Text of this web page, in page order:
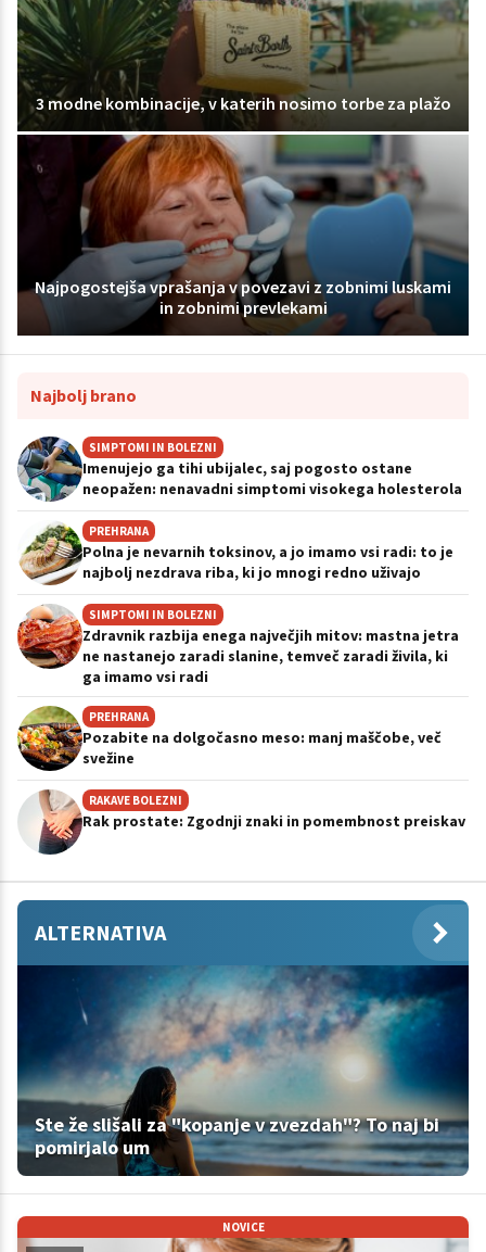
3 modne kombinacije, v katerih nosimo torbe za plažo
Najpogostejša vprašanja v povezavi z zobnimi luskami
in zobnimi prevlekami
Najbolj brano
SIMPTOMI IN BOLEZNI
Imenujejo ga tihi ubijalec, saj pogosto ostane
neopažen: nenavadni simptomi visokega holesterola
PREHRANA
Polna je nevarnih toksinov, a jo imamo vsi radi: to je
najbolj nezdrava riba, ki jo mnogi redno uživajo
SIMPTOMI IN BOLEZNI
Zdravnik razbija enega največjih mitov: mastna jetra
ne nastanejo zaradi slanine, temveč zaradi živila, ki
ga imamo vsi radi
PREHRANA
Pozabite na dolgočasno meso: manj maščobe, več
svežine
RAKAVE BOLEZNI
Rak prostate: Zgodnji znaki in pomembnost preiskav
ALTERNATIVA
Ste že slišali za "kopanje v zvezdah"? To naj bi
pomirjalo um
NOVICE